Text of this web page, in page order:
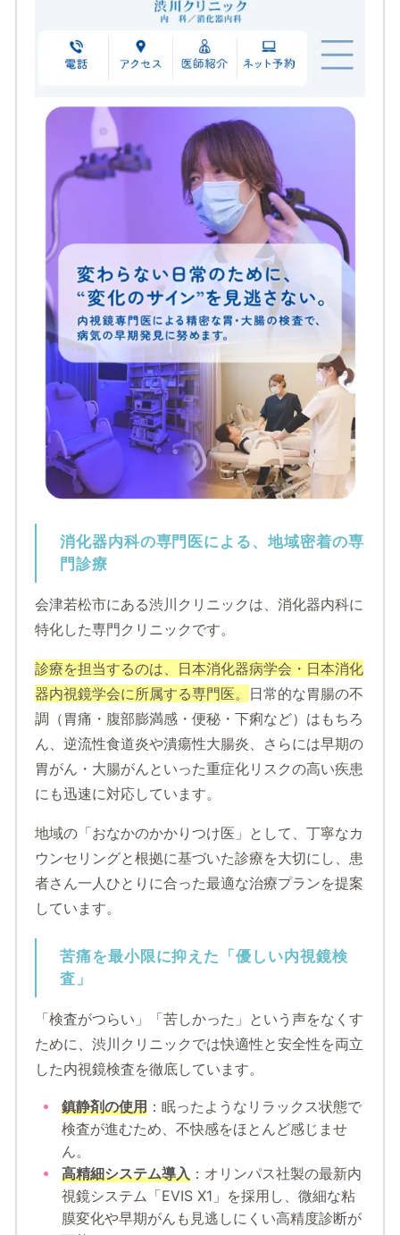
消化器内科の専門医による、地域密着の専
門診療
会津若松市にある渋川クリニックは、消化器内科に
特化した専門クリニックです。
診療を担当するのは、日本消化器病学会・日本消化
器内視鏡学会に所属する専門医。 日常的な胃腸の不
調（胃痛・腹部膨満感・便秘・下痢など）はもちろ
ん、逆流性食道炎や潰瘍性大腸炎、さらには早期の
胃がん・大腸がんといった重症化リスクの高い疾患
にも迅速に対応しています。
地域の「おなかのかかりつけ医」として、丁寧なカ
ウンセリングと根拠に基づいた診療を大切にし、患
者さん一人ひとりに合った最適な治療プランを提案
しています。
苦痛を最小限に抑えた「優しい内視鏡検
査」
「検査がつらい」「苦しかった」という声をなくす
ために、渋川クリニックでは快適性と安全性を両立
した内視鏡検査を徹底しています。
鎮静剤の使用 ：眠ったようなリラックス状態で
検査が進むため、不快感をほとんど感じませ
ん。
高精細システム導入 ：オリンパス社製の最新内
視鏡システム「EVIS X1」を採用し、微細な粘
膜変化や早期がんも見逃しにくい高精度診断が